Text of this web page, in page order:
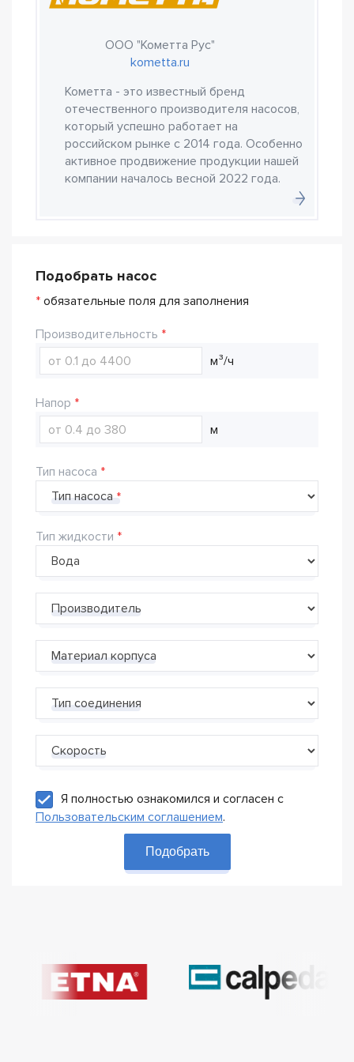
ООО "Кометта Рус"
kometta.ru
Кометта - это известный бренд
отечественного производителя насосов,
который успешно работает на
российском рынке с 2014 года. Особенно
активное продвижение продукции нашей
компании началось весной 2022 года.
Подобрать насос
* обязательные поля для заполнения
Производительность
м³/ч
Напор
м
Тип насоса
Тип насоса
Тип жидкости
Производитель
Материал корпуса
Тип соединения
Скорость
Я полностью ознакомился и согласен с
Пользовательским соглашением.
Подобрать